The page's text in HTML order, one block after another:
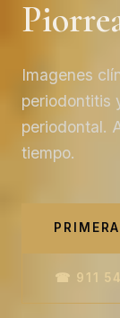
Imagenes
periodontitis
periodontal.
tiempo.
☎ 911